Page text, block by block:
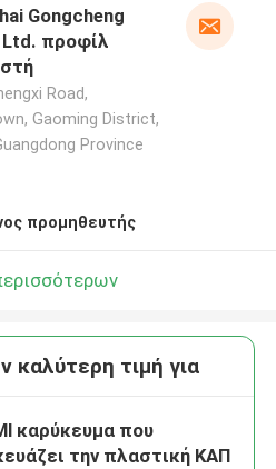
Gongcheng
προφίλ
Road,
Gaoming District,
Province
προμηθευτής
καλύτερη τιμή για
καρύκευμα που
την πλαστική ΚΑΠ